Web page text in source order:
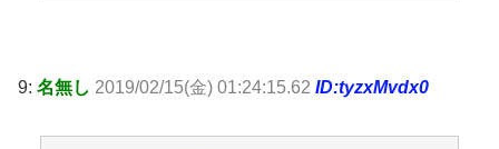
9: 名無し 2019/02/15(金) 01:24:15.62 ID:tyzxMvdx0